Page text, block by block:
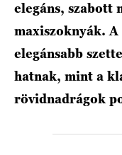
elegáns, szabott
maxiszoknyák.
elegánsabb
hatnak, mint a
rövidnadrágok